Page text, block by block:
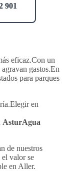
901
eficaz.Con un
gastos.En
para parques
en
AsturAgua
de nuestros
el valor se
en Aller.